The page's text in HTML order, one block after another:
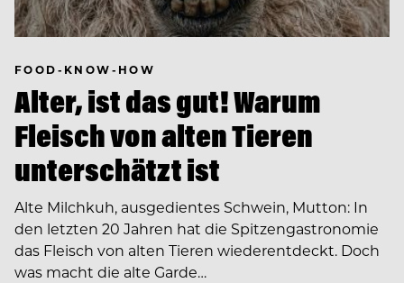
FOOD-KNOW-HOW
Alter, ist das gut! Warum
Fleisch von alten Tieren
unterschätzt ist
Alte Milchkuh, ausgedientes Schwein, Mutton: In
den letzten 20 Jahren hat die Spitzengastronomie
das Fleisch von alten Tieren wiederentdeckt. Doch
was macht die alte Garde…